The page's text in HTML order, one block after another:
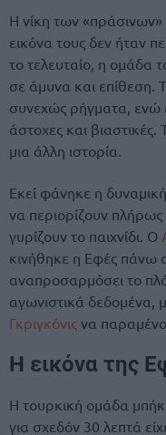
Η νίκη των
εικόνα τους δεν ήταν
το τελευταίο, η ομάδα
σε άμυνα και επίθεση.
συνεχώς ρήγματα, ενώ
άστοχες και
μια άλλη ιστορία.
Εκεί φάνηκε η
να περιορίζουν πλήρως
γυρίζουν το παιχνίδι. Ο
κινήθηκε η Εφές πάνω
αναπροσαρμόσει το
αγωνιστικά δεδομένα,
Γκριγκόνις να
Η εικόνα της
Η τουρκική ομάδα
για σχεδόν 30 λεπτά